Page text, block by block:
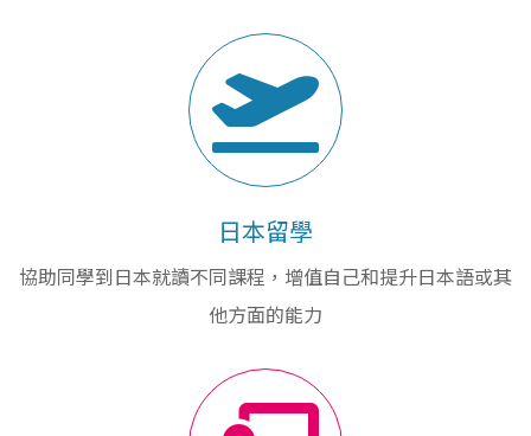
日本留學
協助同學到日本就讀不同課程，增值自己和提升日本語或其
他方面的能力